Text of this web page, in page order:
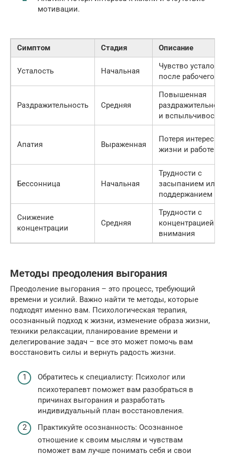
мотивации.
Симптом Стадия Описание
Усталость Начальная
Чувство
после рабочего
Раздражительность Средняя
Повышенная
и вспыльчивость
Апатия Выраженная
Потеря интереса к
жизни и работе
Бессонница Начальная
Трудности с
засыпанием или
поддержанием
Снижение
концентрации
Средняя
Трудности с
концентрацией
внимания
Методы преодоления выгорания
Преодоление выгорания – это процесс, требующий
времени и усилий. Важно найти те методы, которые
подходят именно вам. Психологическая терапия,
осознанный подход к жизни, изменение образа жизни,
техники релаксации, планирование времени и
делегирование задач – все это может помочь вам
восстановить силы и вернуть радость жизни.
Обратитесь к специалисту: Психолог или
психотерапевт поможет вам разобраться в
причинах выгорания и разработать
индивидуальный план восстановления.
Практикуйте осознанность: Осознанное
отношение к своим мыслям и чувствам
поможет вам лучше понимать себя и свои